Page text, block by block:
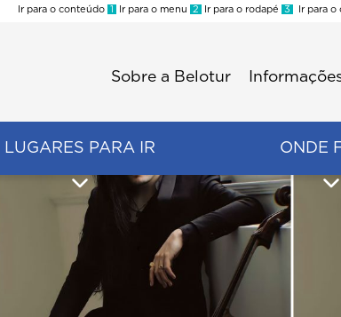
Ir para o conteúdo 1 Ir para o menu 2 Ir para o rodapé 3 Ir para o
Sobre a Belotur
LUGARES PARA IR ONDE